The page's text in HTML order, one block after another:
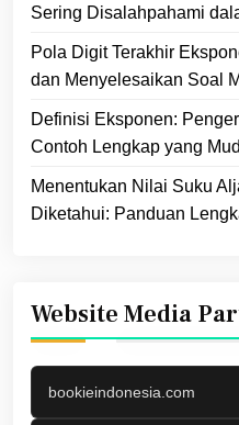
Sering Disalahpahami
Pola Digit Terakhir
dan Menyelesaikan Soal
Definisi Eksponen:
Contoh Lengkap yang
Menentukan Nilai Suku
Diketahui: Panduan
Website Media
bookieindonesia.com